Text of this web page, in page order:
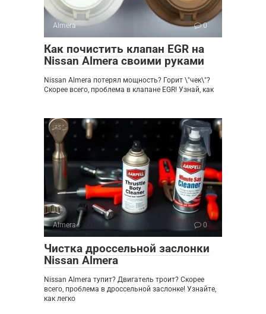
Almera 0
Как почистить клапан EGR на
Nissan Almera своими руками
Nissan Almera потерял мощность? Горит \"чек\"?
Скорее всего, проблема в клапане EGR! Узнай, как
Almera 0
Чистка дроссельной заслонки
Nissan Almera
Nissan Almera тупит? Двигатель троит? Скорее
всего, проблема в дроссельной заслонке! Узнайте,
как легко